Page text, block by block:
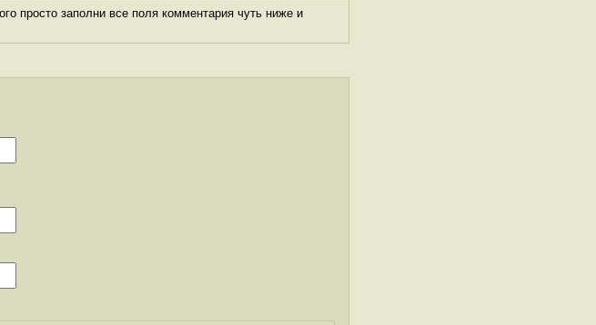
просто заполни все поля комментария чуть ниже и